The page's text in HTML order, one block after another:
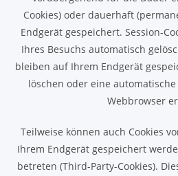
Cookies) oder dauerhaft
Endgerät gespeichert. Session-
Ihres Besuchs automatisch
bleiben auf Ihrem Endgerät
löschen oder eine
Webbrowser
Teilweise können auch Cookies
Ihrem Endgerät gespeichert
betreten (Third-Party-Cookies).